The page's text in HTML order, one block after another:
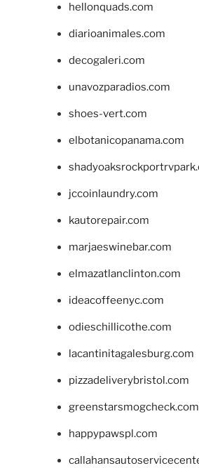
hellonquads.com
diarioanimales.com
decogaleri.com
unavozparadios.com
shoes-vert.com
elbotanicopanama.com
jccoinlaundry.com
kautorepair.com
marjaeswinebar.com
elmazatlanclinton.com
ideacoffeenyc.com
odieschillicothe.com
lacantinitagalesburg.com
pizzadeliverybristol.com
greenstarsmogcheck.com
happypawspl.com